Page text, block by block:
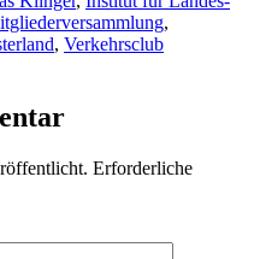
,
, Verkehrsclub
Erforderliche